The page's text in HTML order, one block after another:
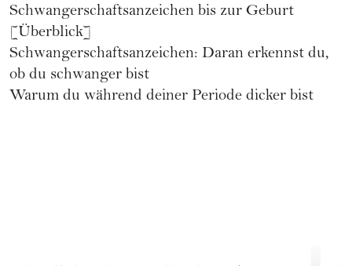
Schwangerschaftsanzeichen bis zur Geburt
[Überblick]
Schwangerschaftsanzeichen: Daran erkennst du,
ob du schwanger bist
Warum du während deiner Periode dicker bist